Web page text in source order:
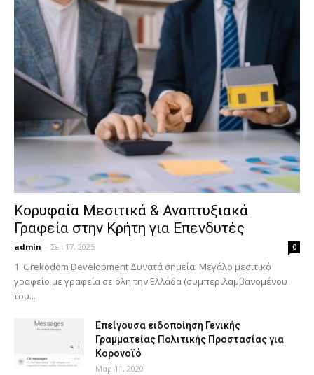
Κορυφαία Μεσιτικά & Αναπτυξιακά
Γραφεία στην Κρήτη για Επενδυτές
admin - Σεπ 17, 2025 0
1. Grekodom Development Δυνατά σημεία: Μεγάλο μεσιτικό
γραφείο με γραφεία σε όλη την Ελλάδα (συμπεριλαμβανομένου
του...
Επείγουσα ειδοποίηση Γενικής
Γραμματείας Πολιτικής Προστασίας για
Κορονοϊό
Μαρ 11, 2020